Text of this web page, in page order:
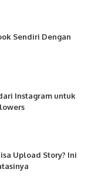
Sendiri Dengan
Instagram untuk
Upload Story? Ini